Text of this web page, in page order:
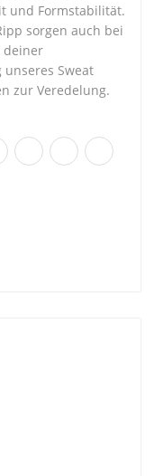
und Formstabilität.
sorgen auch bei
deiner
Sweat
zur Veredelung.